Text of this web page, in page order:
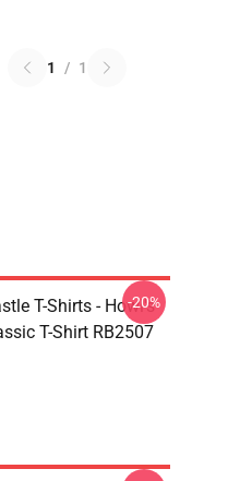
1 / 1
T-Shirts - Howl's
T-Shirt RB2507
-20%